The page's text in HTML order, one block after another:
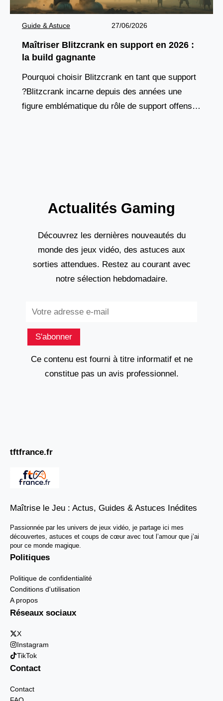
Guide & Astuce 27/06/2026
Maîtriser Blitzcrank en support en 2026 :
la build gagnante
Pourquoi choisir Blitzcrank en tant que support
?Blitzcrank incarne depuis des années une
figure emblématique du rôle de support offensif.
Actualités Gaming
Découvrez les dernières nouveautés du
monde des jeux vidéo, des astuces aux
sorties attendues. Restez au courant avec
notre sélection hebdomadaire.
S'abonner
Ce contenu est fourni à titre informatif et ne
constitue pas un avis professionnel.
tftfrance.fr
Maîtrise le Jeu : Actus, Guides & Astuces Inédites
Passionnée par les univers de jeux vidéo, je partage ici mes
découvertes, astuces et coups de cœur avec tout l’amour que j’ai
pour ce monde magique.
Politiques
Politique de confidentialité
Conditions d'utilisation
A propos
Réseaux sociaux
X
Instagram
TikTok
Contact
Contact